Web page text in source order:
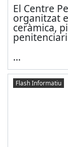
El Centre
organitzat
ceràmica,
...
Flash Informatiu